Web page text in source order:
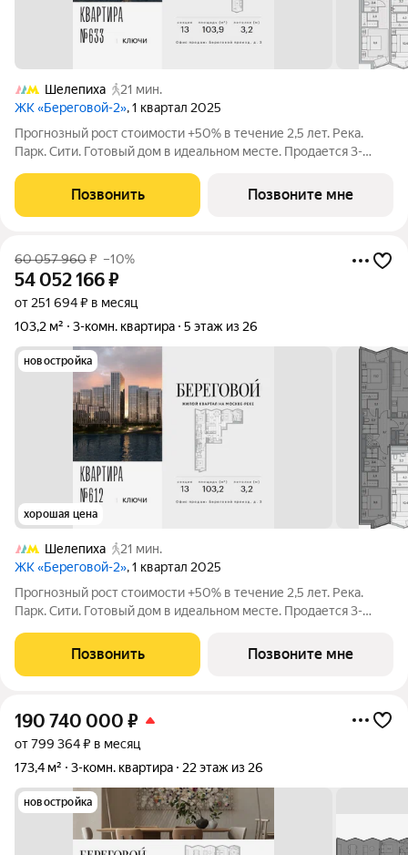
Шелепиха
21 мин.
ЖК «Береговой-2», 1 квартал 2025
Прогнозный рост стоимости +50% в течение 2,5 лет. Река.
Парк. Сити. Готовый дом в идеальном месте. Продается 3-
и видом на закрытый парковый двор. Береговой - квартал-
курорт в центре столицы.
Позвонить Позвоните мне
60 057 960₽ –10%
54 052 166₽
от 251 694 ₽ в месяц
103,2 м²
3-комн. квартира 5 этаж из 26
новостройка
хорошая цена
Шелепиха
21 мин.
ЖК «Береговой-2», 1 квартал 2025
Прогнозный рост стоимости +50% в течение 2,5 лет. Река.
Парк. Сити. Готовый дом в идеальном месте. Продается 3-
и видом на школу. Береговой - квартал-курорт в центре
столицы. Пешеходная
Позвонить Позвоните мне
190 740 000 ₽
от 799 364 ₽ в месяц
173,4 м²
3-комн. квартира 22 этаж из 26
новостройка